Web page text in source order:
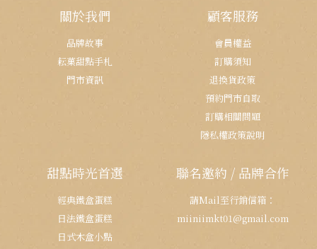
關於我們
品牌故事
耘菓甜點手札
門市資訊
顧客服務
會員權益
訂購須知
退換貨政策
預約門市自取
訂購相關問題
隱私權政策說明
甜點時光首選
經典鐵盒蛋糕
日法鐵盒蛋糕
日式木盒小點
聯名邀約 / 品牌合作
請Mail至行銷信箱：
miiniimkt01@gmail.com